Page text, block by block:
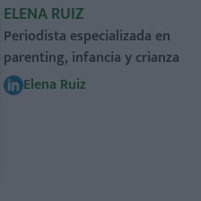
ELENA RUIZ
Periodista especializada en
parenting, infancia y crianza
Elena Ruiz